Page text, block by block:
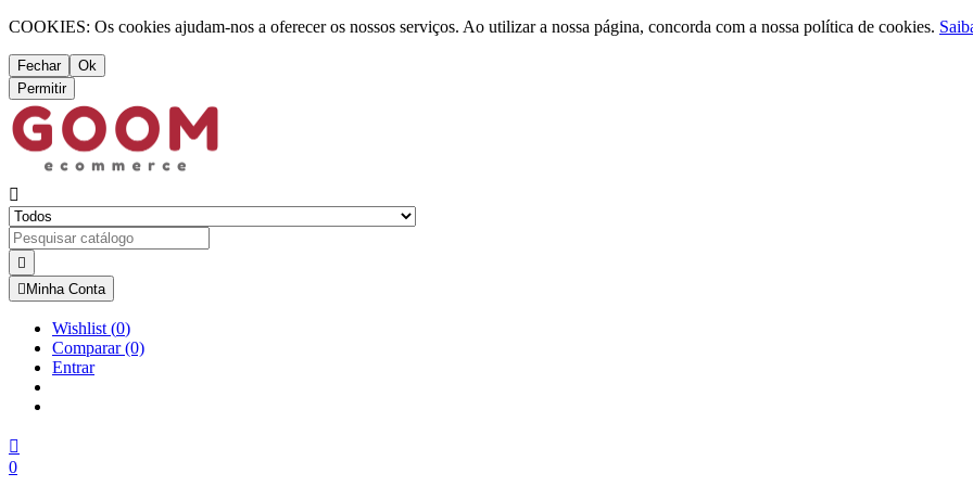
COOKIES: Os cookies ajudam-nos a oferecer os nossos serviços. Ao utilizar a nossa página, concorda com a nossa política de cookies.
Fechar
Ok
Permitir


 Minha Conta
Wishlist (0)
Comparar(0)
Entrar

0